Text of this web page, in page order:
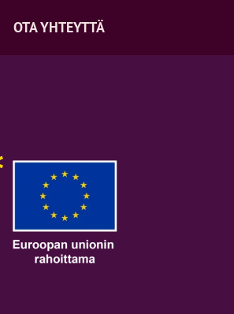
OTA YHTEYTTÄ